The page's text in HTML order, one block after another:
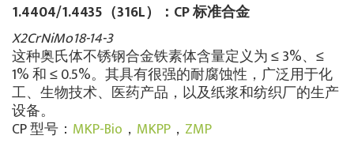
1.4404/1.4435（316L）：CP 标准合金
X2CrNiMo18-14-3
这种奥氏体不锈钢合金铁素体含量定义为 ≤ 3%、≤
1% 和 ≤ 0.5%。其具有很强的耐腐蚀性，广泛用于化
工、生物技术、医药产品，以及纸浆和纺织厂的生产
设备。
CP 型号： MKP-Bio ， MKPP ， ZMP